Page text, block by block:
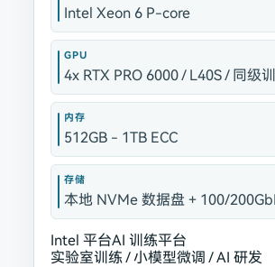
Intel Xeon 6 P-core
GPU
4x RTX PRO 6000 / L40S / 同级
内存
512GB - 1TB ECC
存储
本地 NVMe 数据盘 + 100/
Intel 平台AI 训练平台
实验室训练 / 小模型微调 / AI 研发